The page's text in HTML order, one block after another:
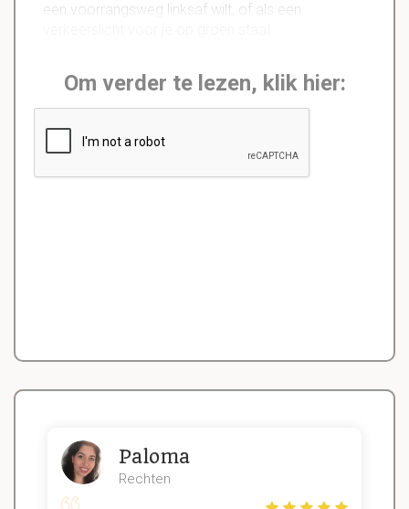
een voorrangsweg linksaf wilt, of als een
Om verder te lezen, klik hier:
Paloma
Rechten